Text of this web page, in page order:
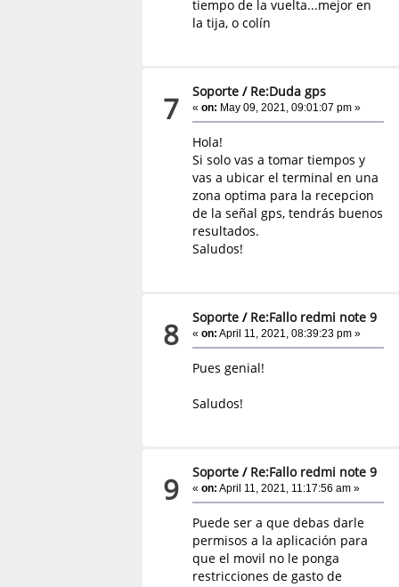
tiempo de la vuelta...mejor en
la tija, o colín
7 Soporte / Re:Duda gps
«on: May 09, 2021, 09:01:07 pm »
Hola!
Si solo vas a tomar tiempos y
vas a ubicar el terminal en una
zona optima para la recepcion
de la señal gps, tendrás buenos
resultados.
Saludos!
8 Soporte / Re:Fallo redmi note 9
«on: April 11, 2021, 08:39:23 pm »
Pues genial!
Saludos!
9 Soporte / Re:Fallo redmi note 9
«on: April 11, 2021, 11:17:56 am »
Puede ser a que debas darle
permisos a la aplicación para
que el movil no le ponga
restricciones de gasto de